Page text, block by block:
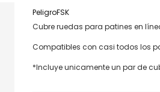
PeligroFSK
Cubre ruedas para patines en
Compatibles con casi todos los
*Incluye unicamente un par de